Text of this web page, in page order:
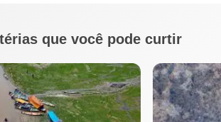
que você pode curtir